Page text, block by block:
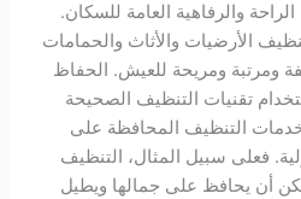
والرفاهية العامة للسكان.
الأرضيات والأثاث والحمامات
ومرتبة ومريحة للعيش. الحفاظ
تقنيات التنظيف الصحيحة
التنظيف المحافظة على
فعلى سبيل المثال، التنظيف
أن يحافظ على جمالها ويطيل